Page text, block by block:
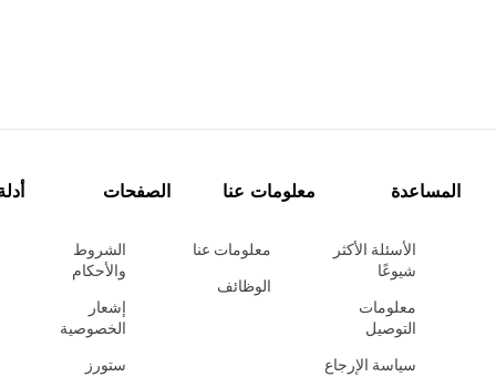
المساعدة
الأسئلة الأكثر
شيوعًا
معلومات
التوصيل
سياسة الإرجاع
معلومات عنا
معلومات عنا
الوظائف
الصفحات
الشروط
والأحكام
إشعار
الخصوصية
ستورز